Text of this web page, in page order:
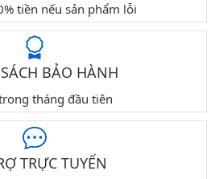
tiền nếu sản phẩm lỗi
BẢO HÀNH
tháng đầu tiên
TRỰC TUYẾN